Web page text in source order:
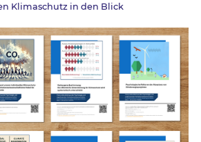
Klimaschutz in den Blick